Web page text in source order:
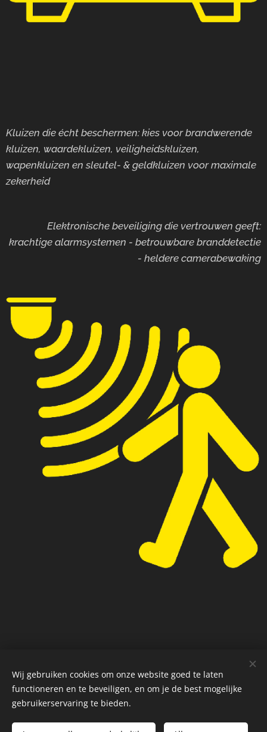
Kluizen die écht beschermen: kies voor brandwerende
kluizen, waardekluizen, veiligheidskluizen,
wapenkluizen en sleutel- & geldkluizen voor maximale
zekerheid
Elektronische beveiliging die vertrouwen geeft:
krachtige alarmsystemen - betrouwbare branddetectie
- heldere camerabewaking
Privacybeleid Cookies
Wij gebruiken cookies om onze website goed te laten
functioneren en te beveiligen, en om je de best mogelijke
gebruikerservaring te bieden.